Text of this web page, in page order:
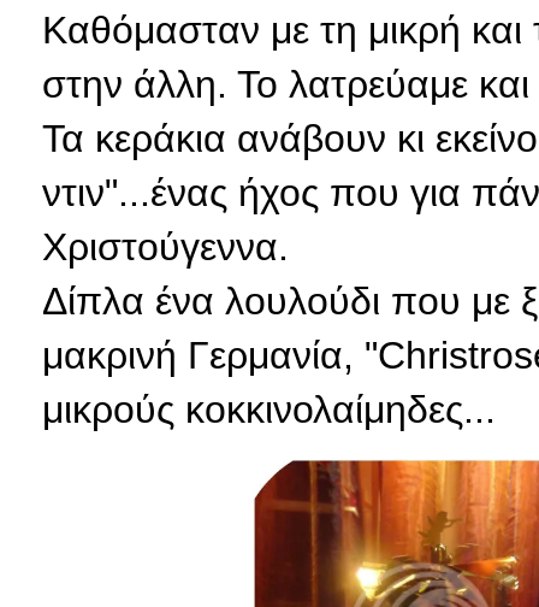
Καθόμασταν με τη μικρή και
στην άλλη. Το λατρεύαμε
Τα κεράκια ανάβουν κι
ντιν"...ένας ήχος που για
Χριστούγεννα.
Δίπλα ένα λουλούδι που με
μακρινή Γερμανία,
μικρούς κοκκινολαίμηδες...